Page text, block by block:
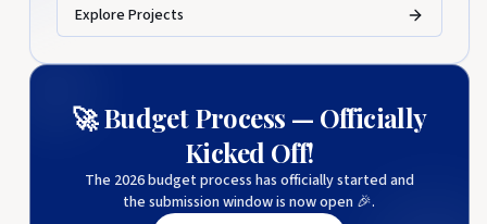
Explore Projects
🚀 Budget Process — Officially
Kicked Off!
The 2026 budget process has officially started and
the submission window is now open 🎉.